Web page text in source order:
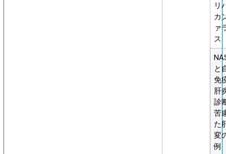
リ
カ
ァ
ス
と
免
肝
診
苦
た
変
例